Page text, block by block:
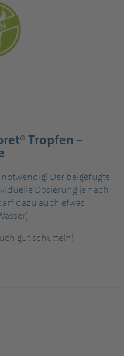
Tropfen –
Der beigefügte
Dosierung je nach
dazu auch etwas
gut schütteln!